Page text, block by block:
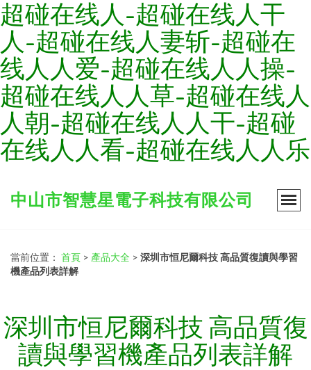
超碰在线人-超碰在线人干
人-超碰在线人妻斩-超碰在
线人人爱-超碰在线人人操-
超碰在线人人草-超碰在线人
人朝-超碰在线人人干-超碰
在线人人看-超碰在线人人乐
中山市智慧星電子科技有限公司
當前位置： 首頁 > 產品大全 > 深圳市恒尼爾科技 高品質復讀與學習
機產品列表詳解
深圳市恒尼爾科技 高品質復
讀與學習機產品列表詳解